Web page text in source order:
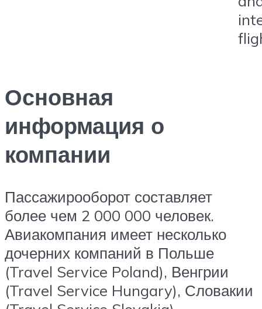
Основная
информация о
компании
Пассажирооборот составляет
более чем 2 000 000 человек.
Авиакомпания имеет несколько
дочерних компаний в Польше
(Travel Service Poland), Венгрии
(Travel Service Hungary), Словакии